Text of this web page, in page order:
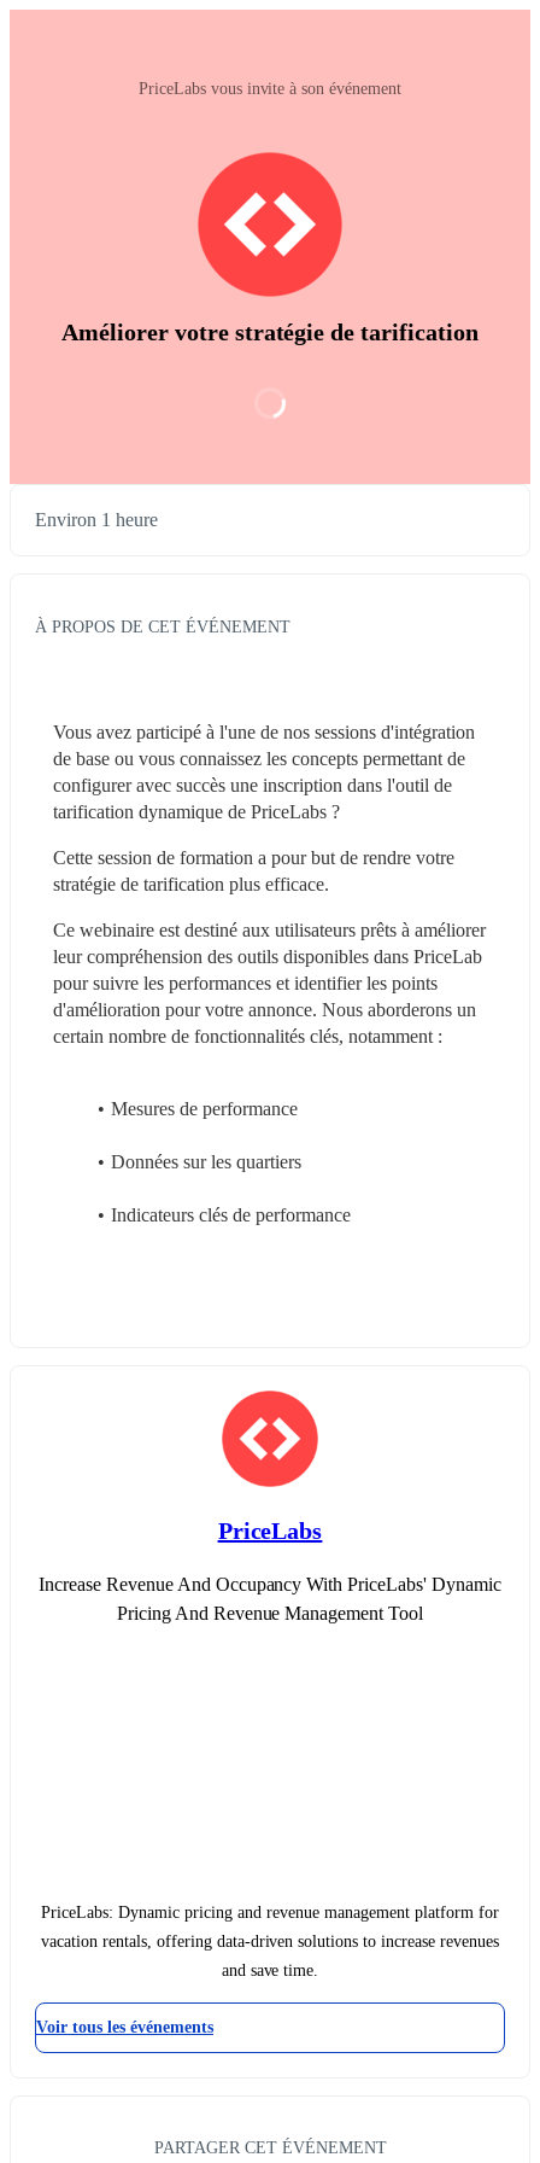
PriceLabs vous invite à son événement
Améliorer votre stratégie de tarification
Environ 1 heure
À PROPOS DE CET ÉVÉNEMENT
Vous avez participé à l'une de nos sessions d'intégration
de base ou vous connaissez les concepts permettant de
configurer avec succès une inscription dans l'outil de
tarification dynamique de PriceLabs ?
Cette session de formation a pour but de rendre votre
stratégie de tarification plus efficace.
Ce webinaire est destiné aux utilisateurs prêts à améliorer
leur compréhension des outils disponibles dans PriceLab
pour suivre les performances et identifier les points
d'amélioration pour votre annonce. Nous aborderons un
certain nombre de fonctionnalités clés, notamment :
Mesures de performance
Données sur les quartiers
Indicateurs clés de performance
PriceLabs
Increase Revenue And Occupancy With PriceLabs' Dynamic
Pricing And Revenue Management Tool
PriceLabs: Dynamic pricing and revenue management platform for
vacation rentals, offering data-driven solutions to increase revenues
and save time.
Voir tous les événements
PARTAGER CET ÉVÉNEMENT